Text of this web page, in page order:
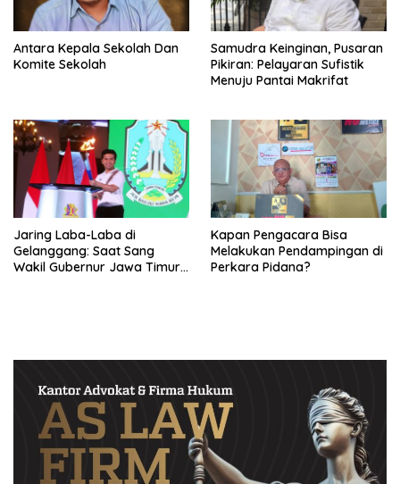
Antara Kepala Sekolah Dan
Komite Sekolah
Samudra Keinginan, Pusaran
Pikiran: Pelayaran Sufistik
Menuju Pantai Makrifat
Jaring Laba-Laba di
Gelanggang: Saat Sang
Wakil Gubernur Jawa Timur
Kapan Pengacara Bisa
Melakukan Pendampingan di
Perkara Pidana?